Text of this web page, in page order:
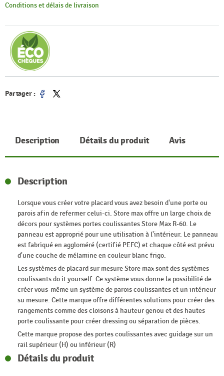
Conditions et délais de livraison
Partager :
Partager
Tweet
Description Détails du produit Avis
Description
Lorsque vous créer votre placard vous avez besoin d'une porte ou
parois afin de refermer celui-ci. Store max offre un large choix de
décors pour systèmes portes coulissantes Store Max R-60. Le
panneau est approprié pour une utilisation à l'intérieur. Le panneau
est fabriqué en aggloméré (certifié PEFC) et chaque côté est prévu
d'une couche de mélamine en couleur blanc frigo.
Les systèmes de placard sur mesure Store max sont des systèmes
coulissants do it yourself. Ce système vous donne la possibilité de
créer vous-même un système de parois coulissantes et un intérieur
su mesure. Cette marque offre différentes solutions pour créer des
rangements comme des cloisons à hauteur genou et des hautes
porte coulissante pour créer dressing ou séparation de pièces.
Cette marque propose des portes coulissantes avec guidage sur un
rail supérieur (H) ou inférieur (R)
Détails du produit